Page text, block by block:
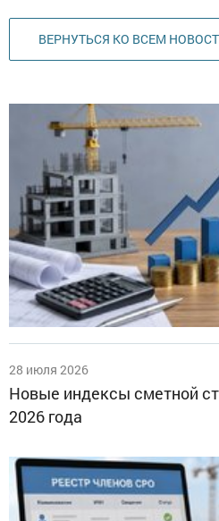
ВЕРНУТЬСЯ КО ВСЕМ
28 июля 2026
Новые индексы сметной
2026 года